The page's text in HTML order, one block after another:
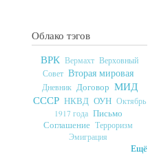
Облако тэгов
ВРК Вермахт Верховный
Совет Вторая мировая
Дневник Договор МИД
СССР НКВД ОУН Октябрь
1917 года Письмо
Соглашение Терроризм
Эмиграция
Ещё